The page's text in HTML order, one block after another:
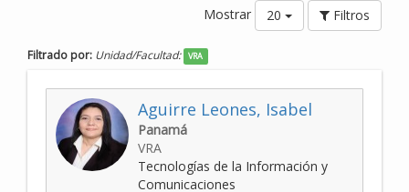
Mostrar 20 Filtros
Filtrado por: Unidad/Facultad: VRA
Aguirre Leones, Isabel
Panamá
VRA
Tecnologías de la Información y
Comunicaciones